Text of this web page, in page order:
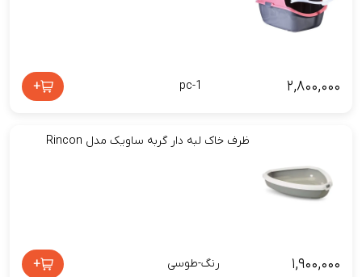
۲,۸۰۰,۰۰۰ pc-1
+
ظرف خاک لبه دار گربه ساویک مدل Rincon
۱,۹۰۰,۰۰۰ رنگ-طوسی +